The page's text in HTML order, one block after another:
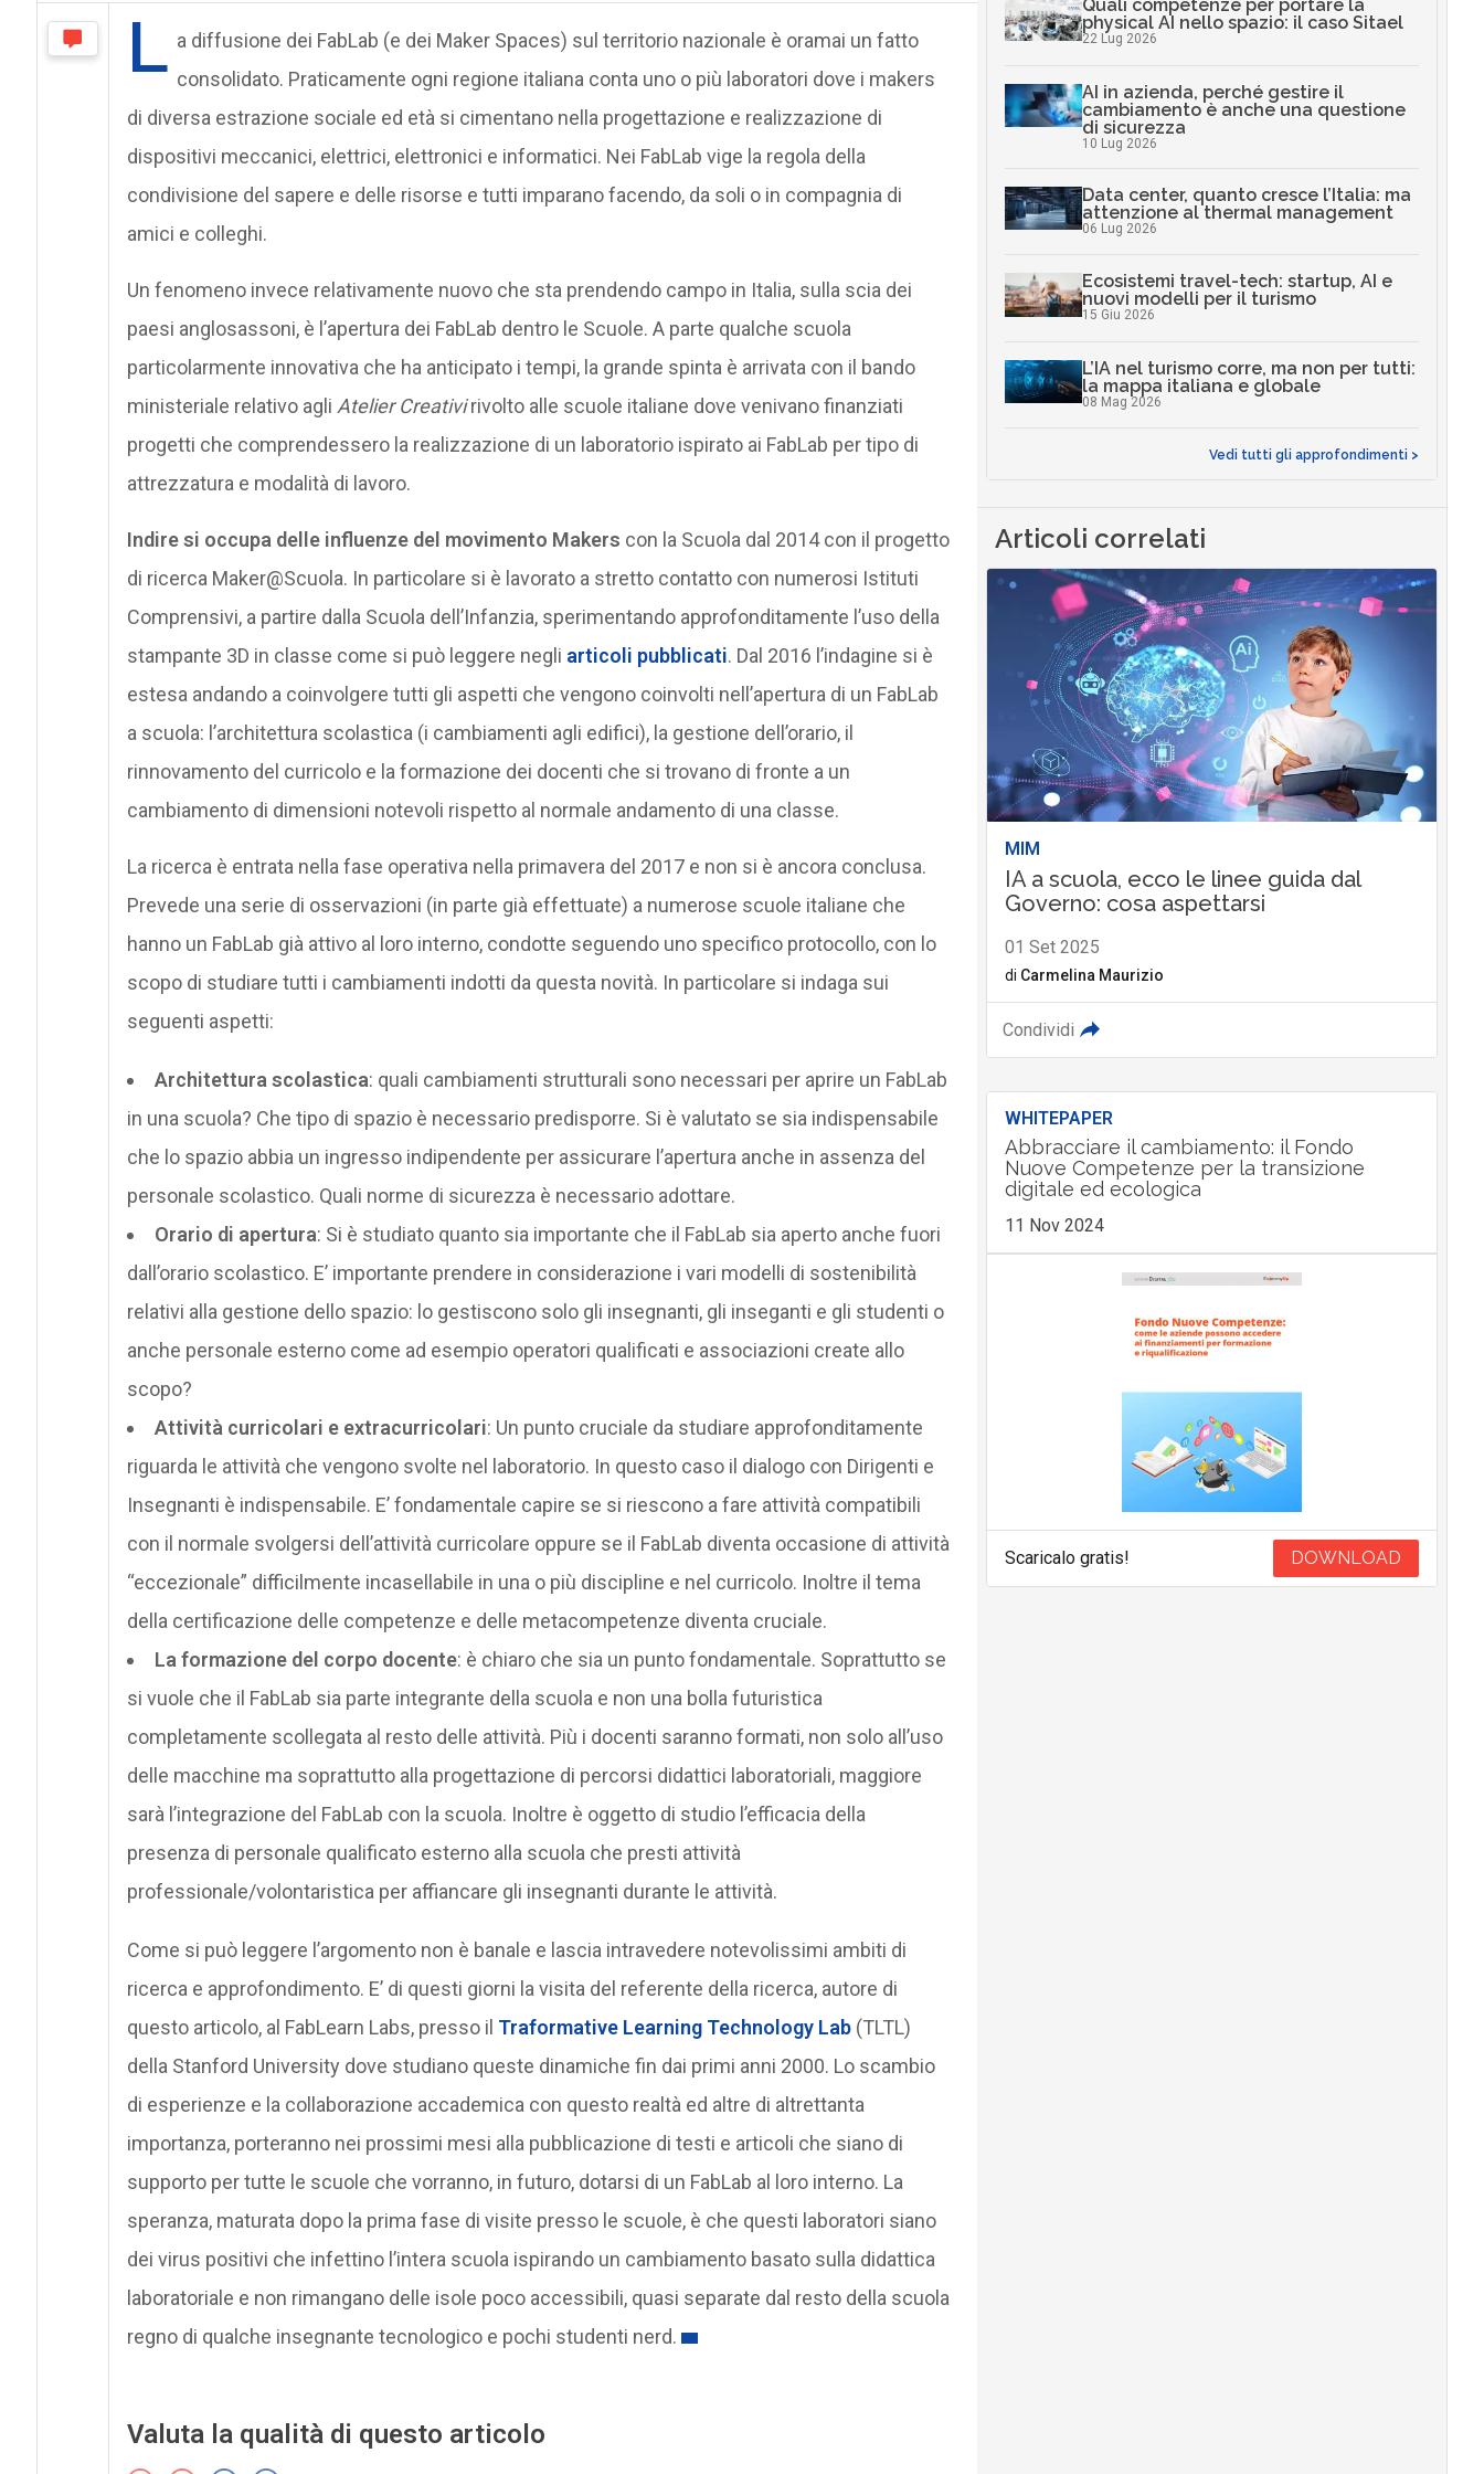
L a diffusione dei FabLab (e dei Maker Spaces) sul territorio nazionale è oramai un fatto
consolidato. Praticamente ogni regione italiana conta uno o più laboratori dove i makers
di diversa estrazione sociale ed età si cimentano nella progettazione e realizzazione di
dispositivi meccanici, elettrici, elettronici e informatici. Nei FabLab vige la regola della
condivisione del sapere e delle risorse e tutti imparano facendo, da soli o in compagnia di
amici e colleghi.
Un fenomeno invece relativamente nuovo che sta prendendo campo in Italia, sulla scia dei
paesi anglosassoni, è l’apertura dei FabLab dentro le Scuole. A parte qualche scuola
particolarmente innovativa che ha anticipato i tempi, la grande spinta è arrivata con il bando
ministeriale relativo agli Atelier Creativirivolto alle scuole italiane dove venivano finanziati
progetti che comprendessero la realizzazione di un laboratorio ispirato ai FabLab per tipo di
attrezzatura e modalità di lavoro.
Indire si occupa delle influenze del movimento Makers con la Scuola dal 2014 con il progetto
di ricerca Maker@Scuola. In particolare si è lavorato a stretto contatto con numerosi Istituti
Comprensivi, a partire dalla Scuola dell’Infanzia, sperimentando approfonditamente l’uso della
stampante 3D in classe come si può leggere negli articoli pubblicati. Dal 2016 l’indagine si è
estesa andando a coinvolgere tutti gli aspetti che vengono coinvolti nell’apertura di un FabLab
a scuola: l’architettura scolastica (i cambiamenti agli edifici), la gestione dell’orario, il
rinnovamento del curricolo e la formazione dei docenti che si trovano di fronte a un
cambiamento di dimensioni notevoli rispetto al normale andamento di una classe.
La ricerca è entrata nella fase operativa nella primavera del 2017 e non si è ancora conclusa.
Prevede una serie di osservazioni (in parte già effettuate) a numerose scuole italiane che
hanno un FabLab già attivo al loro interno, condotte seguendo uno specifico protocollo, con lo
scopo di studiare tutti i cambiamenti indotti da questa novità. In particolare si indaga sui
seguenti aspetti:
Architettura scolastica: quali cambiamenti strutturali sono necessari per aprire un FabLab
in una scuola? Che tipo di spazio è necessario predisporre. Si è valutato se sia indispensabile
che lo spazio abbia un ingresso indipendente per assicurare l’apertura anche in assenza del
personale scolastico. Quali norme di sicurezza è necessario adottare.
Orario di apertura: Si è studiato quanto sia importante che il FabLab sia aperto anche fuori
dall’orario scolastico. E’ importante prendere in considerazione i vari modelli di sostenibilità
relativi alla gestione dello spazio: lo gestiscono solo gli insegnanti, gli inseganti e gli studenti o
anche personale esterno come ad esempio operatori qualificati e associazioni create allo
scopo?
Attività curricolari e extracurricolari: Un punto cruciale da studiare approfonditamente
riguarda le attività che vengono svolte nel laboratorio. In questo caso il dialogo con Dirigenti e
Insegnanti è indispensabile. E’ fondamentale capire se si riescono a fare attività compatibili
con il normale svolgersi dell’attività curricolare oppure se il FabLab diventa occasione di attività
“eccezionale” difficilmente incasellabile in una o più discipline e nel curricolo. Inoltre il tema
della certificazione delle competenze e delle metacompetenze diventa cruciale.
La formazione del corpo docente: è chiaro che sia un punto fondamentale. Soprattutto se
si vuole che il FabLab sia parte integrante della scuola e non una bolla futuristica
completamente scollegata al resto delle attività. Più i docenti saranno formati, non solo all’uso
delle macchine ma soprattutto alla progettazione di percorsi didattici laboratoriali, maggiore
sarà l’integrazione del FabLab con la scuola. Inoltre è oggetto di studio l’efficacia della
presenza di personale qualificato esterno alla scuola che presti attività
professionale/volontaristica per affiancare gli insegnanti durante le attività.
Come si può leggere l’argomento non è banale e lascia intravedere notevolissimi ambiti di
ricerca e approfondimento. E’ di questi giorni la visita del referente della ricerca, autore di
questo articolo, al FabLearn Labs, presso il Traformative Learning Technology Lab(TLTL)
della Stanford University dove studiano queste dinamiche fin dai primi anni 2000. Lo scambio
di esperienze e la collaborazione accademica con questo realtà ed altre di altrettanta
importanza, porteranno nei prossimi mesi alla pubblicazione di testi e articoli che siano di
supporto per tutte le scuole che vorranno, in futuro, dotarsi di un FabLab al loro interno. La
speranza, maturata dopo la prima fase di visite presso le scuole, è che questi laboratori siano
dei virus positivi che infettino l’intera scuola ispirando un cambiamento basato sulla didattica
laboratoriale e non rimangano delle isole poco accessibili, quasi separate dal resto della scuola
regno di qualche insegnante tecnologico e pochi studenti nerd.
Valuta la qualità di questo articolo
Quali competenze per portare la
physical AI nello spazio: il caso Sitael
22 Lug 2026
AI in azienda, perché gestire il
cambiamento è anche una questione
di sicurezza
10 Lug 2026
Data center, quanto cresce l’Italia: ma
attenzione al thermal management
06 Lug 2026
Ecosistemi travel-tech: startup, AI e
nuovi modelli per il turismo
15 Giu 2026
L’IA nel turismo corre, ma non per tutti:
la mappa italiana e globale
08 Mag 2026
Vedi tutti gli approfondimenti >
Articoli correlati
MIM
IA a scuola, ecco le linee guida dal
Governo: cosa aspettarsi
01 Set 2025
di Carmelina Maurizio
Condividi
WHITEPAPER
Abbracciare il cambiamento: il Fondo
Nuove Competenze per la transizione
digitale ed ecologica
11 Nov 2024
Scaricalo gratis! DOWNLOAD